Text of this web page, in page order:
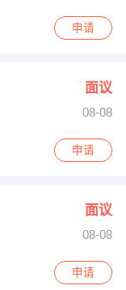
申请
面议
08-08
300米）
申请
面议
08-08
期8幢11号中通服建
申请